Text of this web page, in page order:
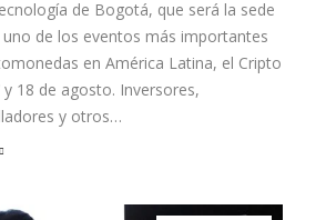
de Bogotá, que será la sede
de los eventos más importantes
en América Latina, el Cripto
18 de agosto. Inversores,
y otros…